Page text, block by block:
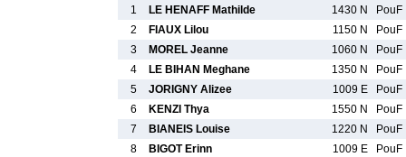
1
LE HENAFF Mathilde 1430 N
PouF
2
FIAUX Lilou 1150 N
PouF
3
MOREL Jeanne 1060 N
PouF
4
LE BIHAN Meghane 1350 N
PouF
5
JORIGNY Alizee 1009 E
PouF
6
KENZI Thya 1550 N
PouF
7
BIANEIS Louise 1220 N
PouF
8
BIGOT Erinn 1009 E
PouF